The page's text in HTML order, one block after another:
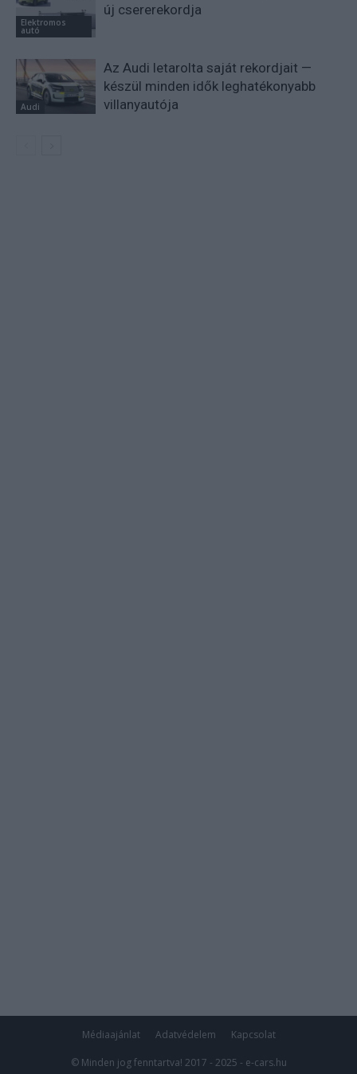
Elektromos
autó
új csererekordja
Audi
Az Audi letarolta saját rekordjait —
készül minden idők leghatékonyabb
villanyautója
Médiaajánlat Adatvédelem Kapcsolat
© Minden jog fenntartva! 2017 - 2025 - e-cars.hu